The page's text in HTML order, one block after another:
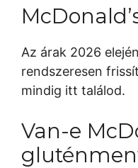
Az árak 2026
rendszeresen
mindig itt találod.
Van-e